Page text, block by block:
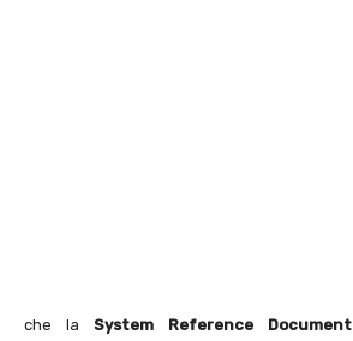
che la System Reference Document